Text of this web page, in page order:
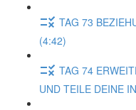
TAG 73
(4:42)
TAG 74
UND TEILE DEINE